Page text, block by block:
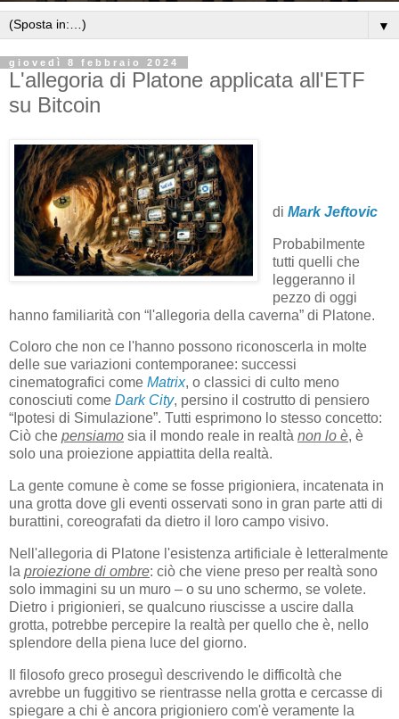
▼
giovedì 8 febbraio 2024
L'allegoria di Platone applicata all'ETF
su Bitcoin
di Mark Jeftovic
Probabilmente
tutti quelli che
leggeranno il
pezzo di oggi
hanno familiarità con “l'allegoria della caverna” di Platone.
Coloro che non ce l'hanno possono riconoscerla in molte
delle sue variazioni contemporanee: successi
cinematografici come Matrix, o classici di culto meno
conosciuti come Dark City, persino il costrutto di pensiero
“Ipotesi di Simulazione”. Tutti esprimono lo stesso concetto:
Ciò che pensiamo sia il mondo reale in realtà non lo è, è
solo una proiezione appiattita della realtà.
La gente comune è come se fosse prigioniera, incatenata in
una grotta dove gli eventi osservati sono in gran parte atti di
burattini, coreografati da dietro il loro campo visivo.
Nell'allegoria di Platone l'esistenza artificiale è letteralmente
la proiezione di ombre: ciò che viene preso per realtà sono
solo immagini su un muro – o su uno schermo, se volete.
Dietro i prigionieri, se qualcuno riuscisse a uscire dalla
grotta, potrebbe percepire la realtà per quello che è, nello
splendore della piena luce del giorno.
Il filosofo greco proseguì descrivendo le difficoltà che
avrebbe un fuggitivo se rientrasse nella grotta e cercasse di
spiegare a chi è ancora prigioniero com'è veramente la